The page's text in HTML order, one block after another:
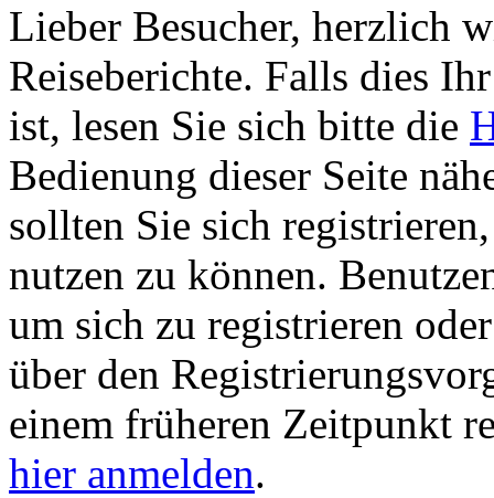
Lieber Besucher, herzlich
Reiseberichte. Falls dies
ist, lesen Sie sich bitte die
Bedienung dieser Seite
sollten Sie sich
nutzen zu können.
um sich zu registrieren
über den
einem früheren Zeitpunkt
hier anmelden.